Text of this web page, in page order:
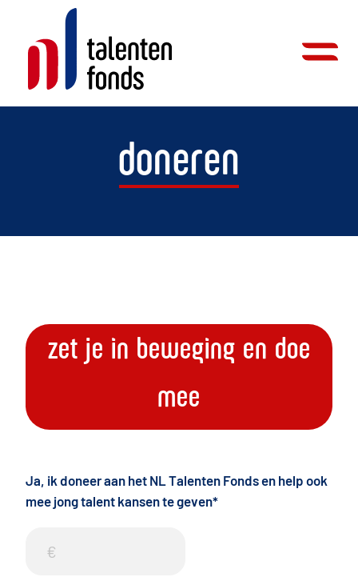
doneren
zet je in beweging en doe
mee
Ja, ik doneer aan het NL Talenten Fonds en help ook
mee jong talent kansen te geven*